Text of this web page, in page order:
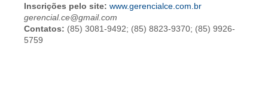
Inscrições pelo site: www.gerencialce.com.br
gerencial.ce@gmail.com
Contatos: (85) 3081-9492; (85) 8823-9370; (85) 9926-
5759